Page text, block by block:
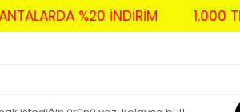
ÇANTALARDA %20 İNDİRİM